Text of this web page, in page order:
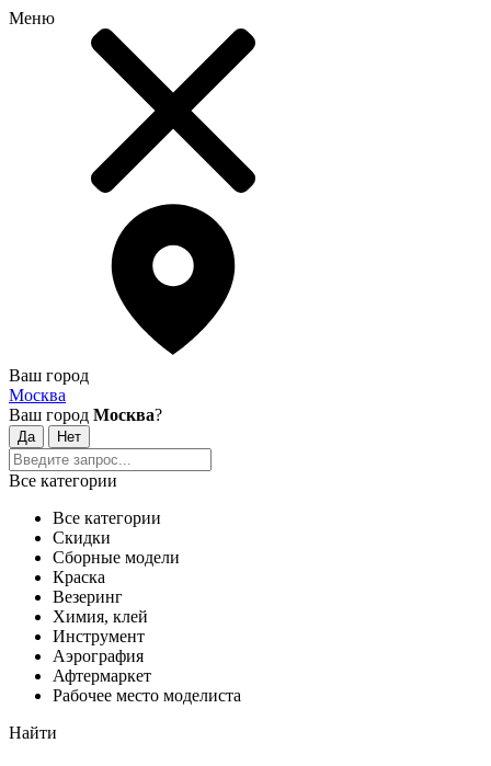
Меню
Ваш город
Москва
Ваш город Москва?
Все категории
Все категории
Скидки
Сборные модели
Краска
Везеринг
Химия, клей
Инструмент
Аэрография
Афтермаркет
Рабочее место моделиста
Найти